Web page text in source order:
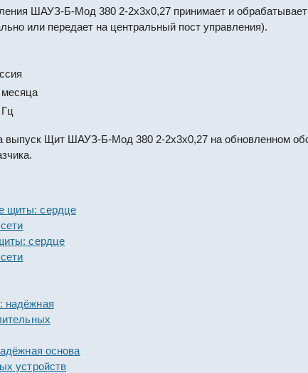
ШАУЗ-Б-Мод 380 2-2х3х0,27 принимает и
или передает на центральный пост управления).
месяца
выпуск Щит ШАУЗ-Б-Мод 380 2-2х3х0,27 на обновленном
сердце
основа
устройств